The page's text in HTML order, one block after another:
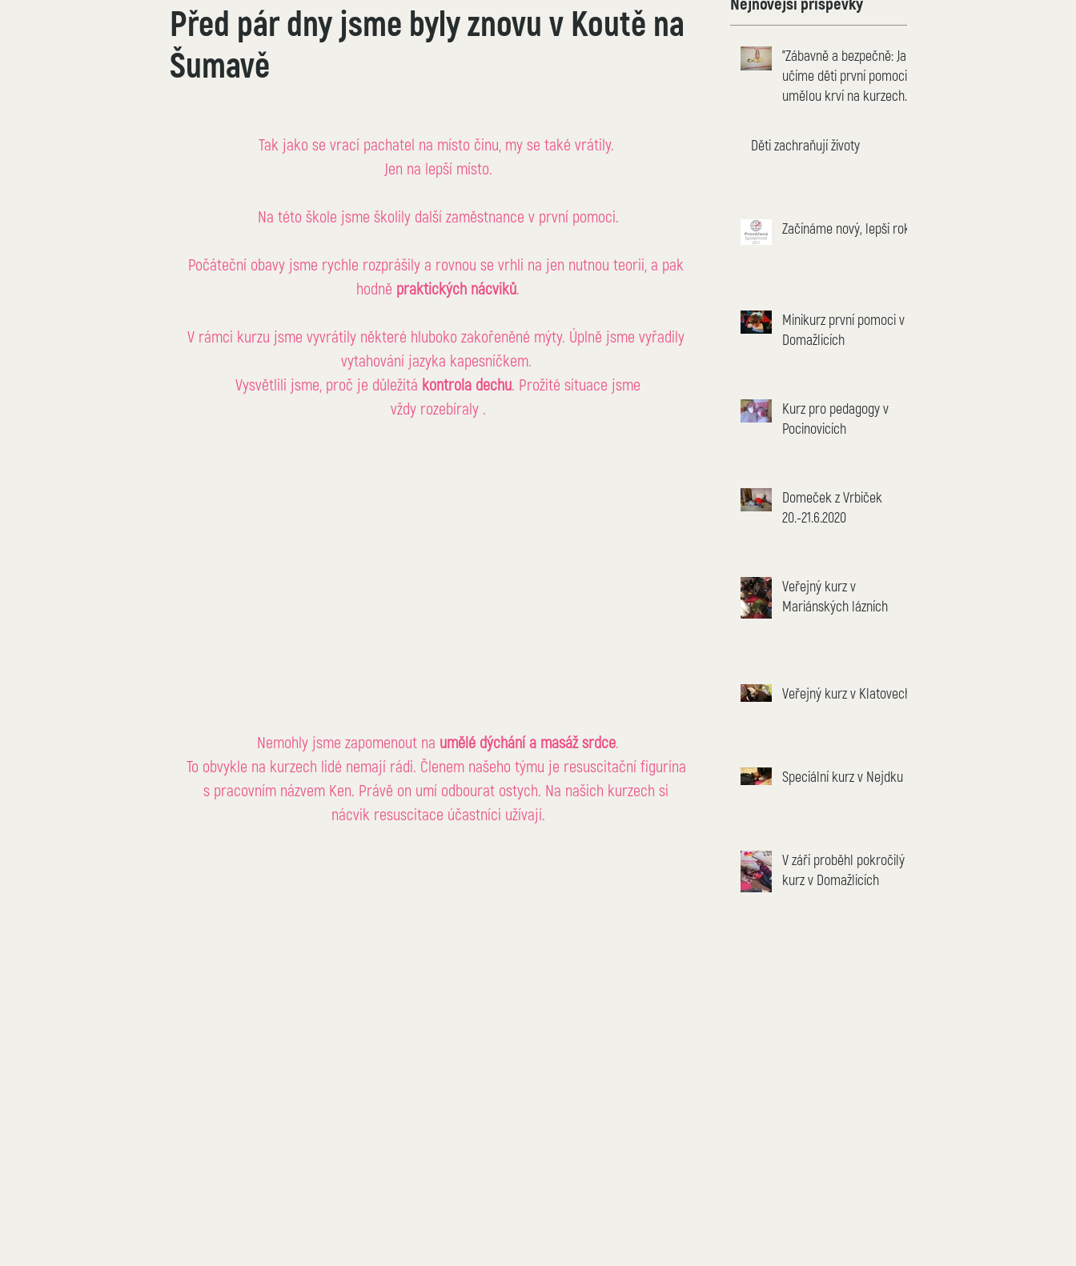
Před pár dny jsme byly znovu v Koutě na
Šumavě
Tak jako se vrací pachatel na místo činu, my se také vrátily.
Jen na lepší místo.
Na této škole jsme školily další zaměstnance v první pomoci.
Počáteční obavy jsme rychle rozprášily a rovnou se vrhli na jen nutnou teorii, a pak
hodně praktických nácviků.
V rámci kurzu jsme vyvrátily některé hluboko zakořeněné mýty. Úplně jsme vyřadily
vytahování jazyka kapesníčkem.
Vysvětlili jsme, proč je důležitá kontrola dechu. Prožité situace jsme
vždy rozebíraly .
Nemohly jsme zapomenout na umělé dýchání a masáž srdce
To obvykle na kurzech lidé nemají rádi. Členem našeho týmu je resuscitační figurína
s pracovním názvem Ken. Právě on umí odbourat ostych. Na našich kurzech si
nácvik resuscitace účastníci užívají.
"Zábavně a bezpečně: Jak
učíme děti první pomoci s
umělou krví na kurzech
Děti zachraňují životy
Začínáme nový, lepší rok
Minikurz první pomoci v
Domažlicích
Kurz pro pedagogy v
Pocinovicích
Domeček z Vrbiček
20.-21.6.2020
Veřejný kurz v
Mariánských lázních
Veřejný kurz v Klatovech
Speciální kurz v Nejdku
V září proběhl pokročilý
kurz v Domažlicích